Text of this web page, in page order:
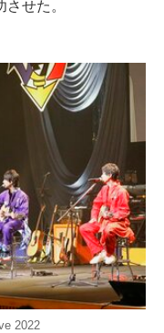
させた。
2022